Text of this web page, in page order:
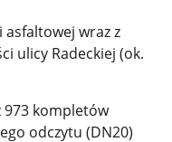
wraz z
ulicy Radeckiej (ok.
973 kompletów
odczytu (DN20)